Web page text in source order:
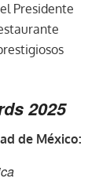
Presidente
2025
de México: